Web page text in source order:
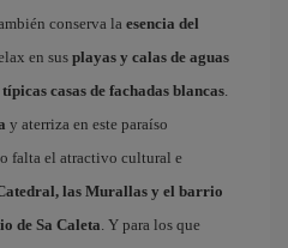
conserva la esencia del
en susplayas y calas de aguas
típicas casas de fachadas blancas.
y aterriza en este paraíso
falta el atractivo cultural e
las Murallas y el barrio
de Sa Caleta. Y para los que